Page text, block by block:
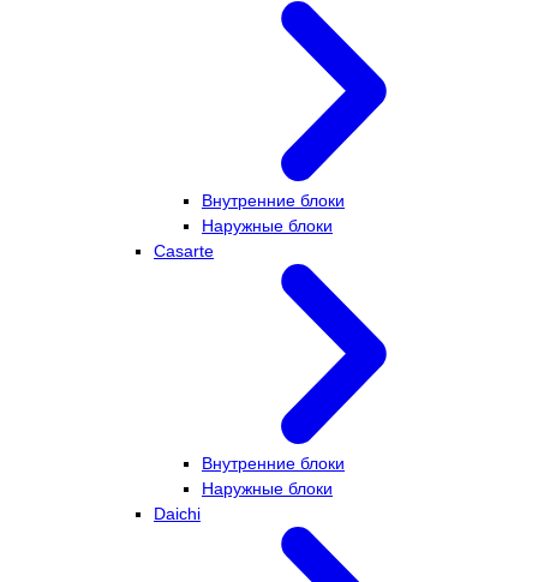
Внутренние блоки
Наружные блоки
Casarte
Внутренние блоки
Наружные блоки
Daichi